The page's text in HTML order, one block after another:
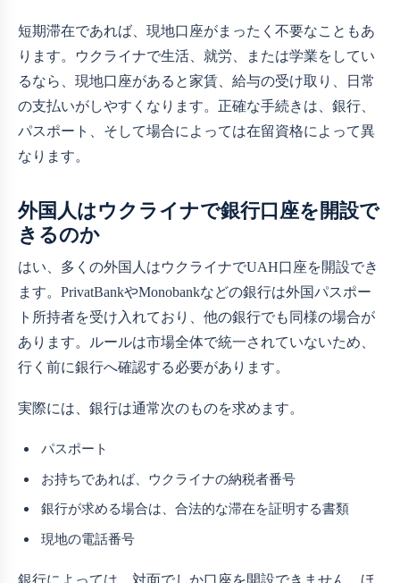
短期滞在であれば、現地口座がまったく不要なこともあ
ります。ウクライナで生活、就労、または学業をしてい
るなら、現地口座があると家賃、給与の受け取り、日常
の支払いがしやすくなります。正確な手続きは、銀行、
パスポート、そして場合によっては在留資格によって異
なります。
外国人はウクライナで銀行口座を開設で
きるのか
はい、多くの外国人はウクライナでUAH口座を開設でき
ます。PrivatBankやMonobankなどの銀行は外国パスポー
ト所持者を受け入れており、他の銀行でも同様の場合が
あります。ルールは市場全体で統一されていないため、
行く前に銀行へ確認する必要があります。
実際には、銀行は通常次のものを求めます。
パスポート
お持ちであれば、ウクライナの納税者番号
銀行が求める場合は、合法的な滞在を証明する書類
現地の電話番号
銀行によっては、対面でしか口座を開設できません。ほ